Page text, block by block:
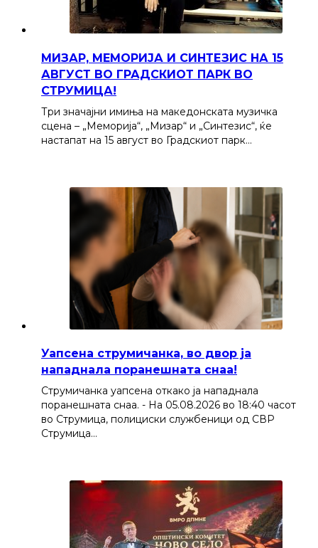
МИЗАР, МЕМОРИЈА И СИНТЕЗИС НА 15
АВГУСТ ВО ГРАДСКИОТ ПАРК ВО
СТРУМИЦА!
Три значајни имиња на македонската музичка
сцена – „Меморија“, „Мизар“ и „Синтезис“, ќе
настапат на 15 август во Градскиот парк…
Уапсена струмичанка, во двор ја
нападнала поранешната снаа!
Струмичанка уапсена откако ја нападнала
поранешната снаа. - На 05.08.2026 во 18:40 часот
во Струмица, полициски службеници од СВР
Струмица…